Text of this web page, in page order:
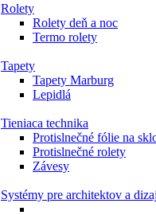
Rolety
Rolety deň a noc
Termo rolety
Tapety
Tapety Marburg
Lepidlá
Tieniaca technika
Protislnečné fólie na
Protislnečné rolety
Závesy
Systémy pre architektov a